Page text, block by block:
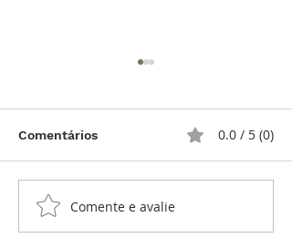
Konstantin Chaykin
Thinking Mystery
Comentários 0.0 / 5 (0)
Comente e avalie